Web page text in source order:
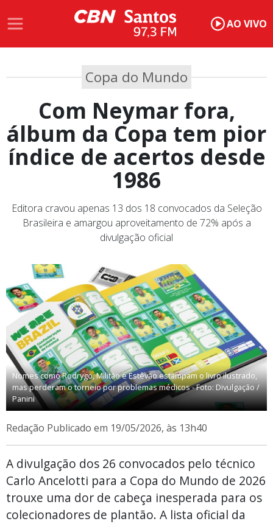
AO VIVO
Copa do Mundo
Com Neymar fora,
álbum da Copa tem pior
índice de acertos desde
1986
Editora cravou apenas 13 dos 18 convocados da Seleção
Brasileira e amargou aproveitamento de 72% após a
divulgação oficial
Nomes como Rodrygo, Militão e Estêvão estampam o livro ilustrado,
mas perderam o torneio por problemas médicos - Foto: Divulgação /
Panini
Redação Publicado em 19/05/2026, às 13h40
A divulgação dos 26 convocados pelo técnico
Carlo Ancelotti para a Copa do Mundo de 2026
trouxe uma dor de cabeça inesperada para os
colecionadores de plantão. A lista oficial da